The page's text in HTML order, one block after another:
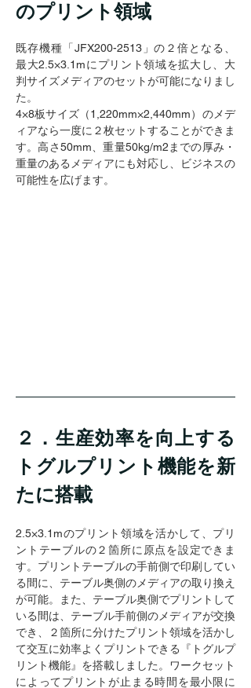
のプリント領域
既存機種「JFX200-2513」の２倍となる、
最大2.5×3.1mにプリント領域を拡大し、大
判サイズメディアのセットが可能になりまし
た。
4×8板サイズ（1,220mm×2,440mm）のメデ
ィアなら一度に２枚セットすることができま
す。高さ50mm、重量50kg/m2までの厚み・
重量のあるメディアにも対応し、ビジネスの
可能性を広げます。
２．生産効率を向上する
トグルプリント機能を新
たに搭載
2.5×3.1mのプリント領域を活かして、プリ
ントテーブルの２箇所に原点を設定できま
す。プリントテーブルの手前側で印刷してい
る間に、テーブル奥側のメディアの取り換え
が可能。また、テーブル奥側でプリントして
いる間は、テーブル手前側のメディアが交換
でき、２箇所に分けたプリント領域を活かし
て交互に効率よくプリントできる『トグルプ
リント機能』を搭載しました。ワークセット
によってプリントが止まる時間を最小限に